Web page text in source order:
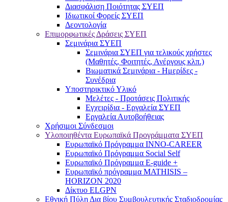
Διασφάλιση Ποιότητας ΣΥΕΠ
Ιδιωτικοί Φορείς ΣΥΕΠ
Δεοντολογία
Επιμορφωτικές Δράσεις ΣΥΕΠ
Σεμινάρια ΣΥΕΠ
Σεμινάρια ΣΥΕΠ για τελικούς χρήστες
(Μαθητές, Φοιτητές, Ανέργους κλπ.)
Βιωματικά Σεμινάρια - Ημερίδες -
Συνέδρια
Υποστηρικτικό Υλικό
Μελέτες - Προτάσεις Πολιτικής
Εγχειρίδια - Εργαλεία ΣΥΕΠ
Εργαλεία Αυτοβοήθειας
Χρήσιμοι Σύνδεσμοι
Υλοποιηθέντα Ευρωπαϊκά Προγράμματα ΣΥΕΠ
Ευρωπαϊκό Πρόγραμμα INNO-CAREER
Ευρωπαϊκό Πρόγραμμα Social Self
Ευρωπαϊκό Πρόγραμμα E-guide +
Ευρωπαϊκό πρόγραμμα MATHISIS –
HORIZON 2020
Δίκτυο ELGPN
Εθνική Πύλη Δια βίου Συμβουλευτικής Σταδιοδρομίας